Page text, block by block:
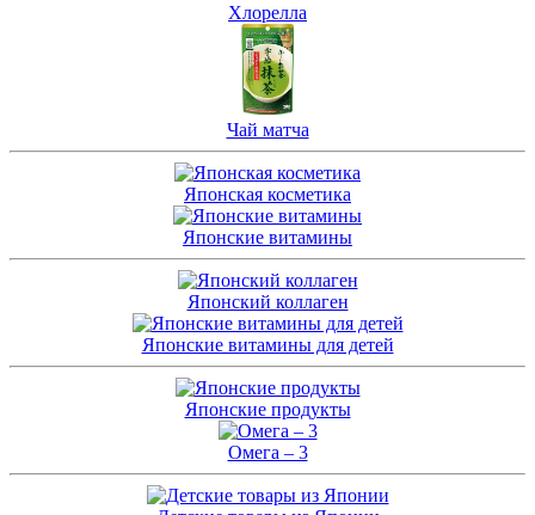
Хлорелла
Чай матча
Японская косметика
Японские витамины
Японский коллаген
Японские витамины для детей
Японские продукты
Омега – 3